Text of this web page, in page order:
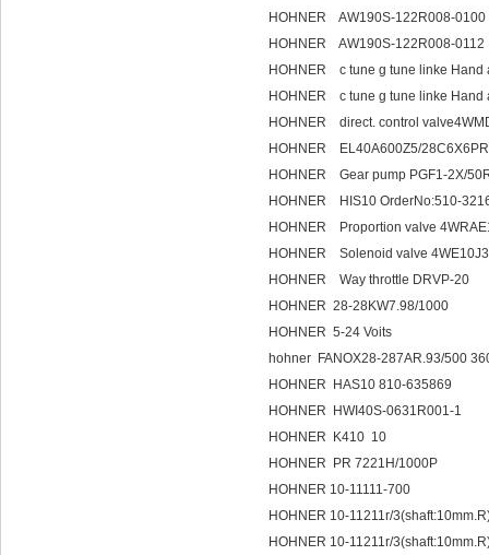
HOHNER
HOHNER
HOHNER c tune g tune linke Hand
HOHNER c tune g tune
HOHNER direct. control
HOHNER EL40A600Z5/
HOHNER Gear pump PGF1-2X/
HOHNER HIS10 OrderNo:510-
HOHNER Proportion valve
HOHNER Solenoid valve
HOHNER Way throttle DRVP-20
HOHNER 28-28KW7.98/1000
HOHNER 5-24 Voits
hohner FANOX28-287AR.93/500
HOHNER HAS10 810-635869
HOHNER HWI40S-0631R001-1
HOHNER K410 10
HOHNER PR 7221H/1000P
HOHNER 10-11111-700
HOHNER 10-11211r/
HOHNER 10-11211r/